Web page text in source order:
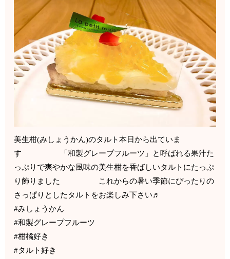
美生柑(みしょうかん)のタルト本日から出ていま
す 「和製グレープフルーツ」と呼ばれる果汁た
っぷりで爽やかな風味の美生柑を香ばしいタルトにたっぷ
り飾りました これからの暑い季節にぴったりの
さっぱりとしたタルトをお楽しみ下さい♬
#みしょうかん
#和製グレープフルーツ
#柑橘好き
#タルト好き